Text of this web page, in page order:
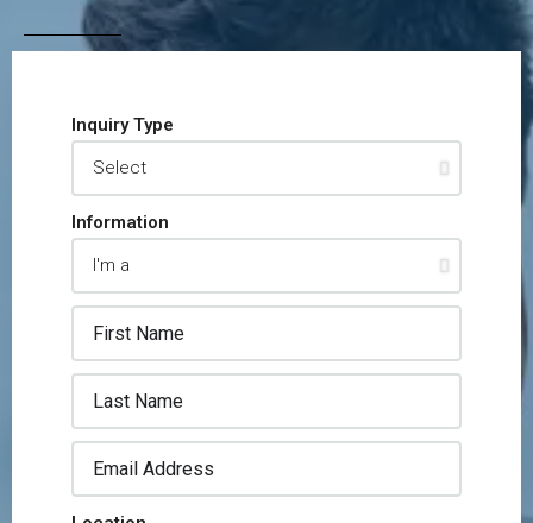
Inquiry Type
Information